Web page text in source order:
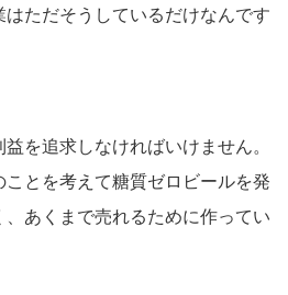
ただそうしているだけなんです
を追求しなければいけません。
とを考えて糖質ゼロビールを発
あくまで売れるために作ってい